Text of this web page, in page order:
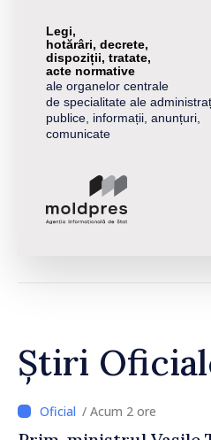
Legi,
hotărâri, decrete,
dispoziții, tratate,
acte normative
ale organelor centrale
de specialitate ale
publice, informații, anunțuri,
comunicate
Știri
/ Acum 2 ore